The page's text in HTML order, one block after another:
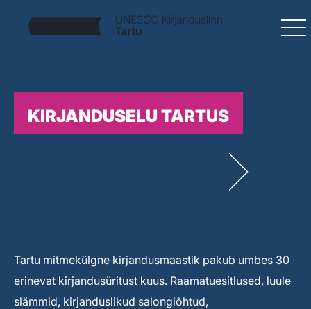
KIRJANDUSELU TARTUS
Tartu mitmekülgne kirjandusmaastik pakub umbes 30
erinevat kirjandusüritust kuus. Raamatuesitlused, luule
slämmid, kirjanduslikud salongiõhtud,